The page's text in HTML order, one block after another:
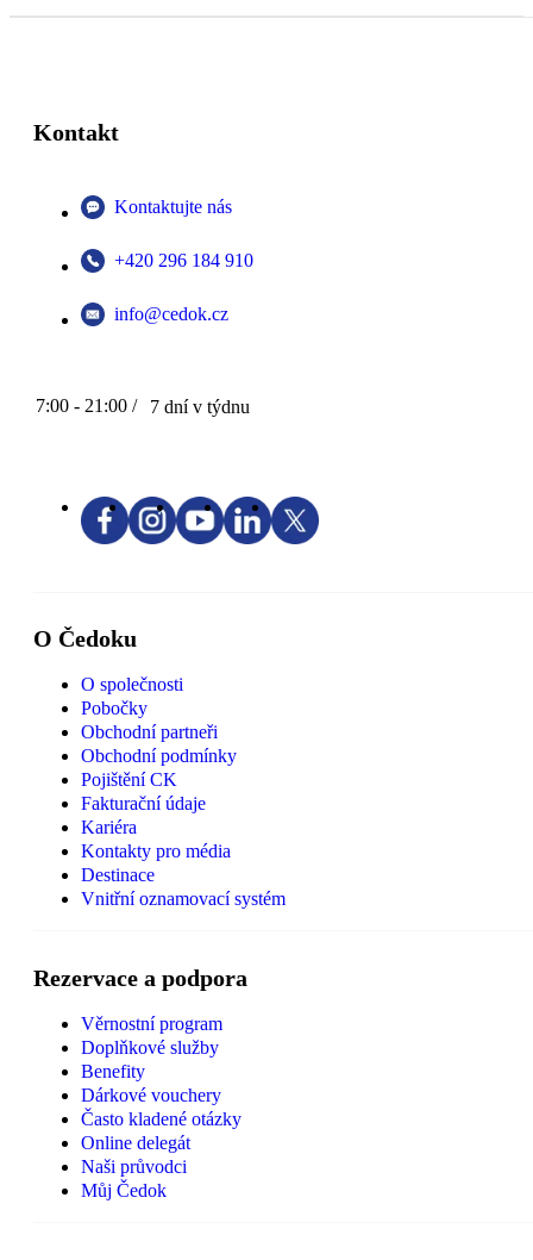
Kontakt
Kontaktujte nás
+420 296 184 910
info@cedok.cz
7:00 - 21:00 / 7 dní v týdnu
O Čedoku
O společnosti
Pobočky
Obchodní partneři
Obchodní podmínky
Pojištění CK
Fakturační údaje
Kariéra
Kontakty pro média
Destinace
Vnitřní oznamovací systém
Rezervace a podpora
Věrnostní program
Doplňkové služby
Benefity
Dárkové vouchery
Často kladené otázky
Online delegát
Naši průvodci
Můj Čedok